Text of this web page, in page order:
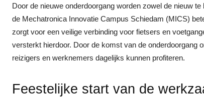
Door de nieuwe onderdoorgang worden zowel de nieuw
de Mechatronica Innovatie Campus Schiedam (MICS)
zorgt voor een veilige verbinding voor fietsers en
versterkt hierdoor. Door de komst van de onderdoorgang
reizigers en werknemers dagelijks kunnen profiteren.
Feestelijke start van de